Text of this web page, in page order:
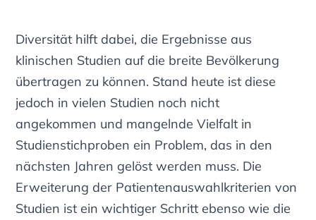
Diversität hilft dabei, die Ergebnisse aus
klinischen Studien auf die breite Bevölkerung
übertragen zu können. Stand heute ist diese
jedoch in vielen Studien noch nicht
angekommen und mangelnde Vielfalt in
Studienstichproben ein Problem, das in den
nächsten Jahren gelöst werden muss. Die
Erweiterung der Patientenauswahlkriterien von
Studien ist ein wichtiger Schritt ebenso wie die